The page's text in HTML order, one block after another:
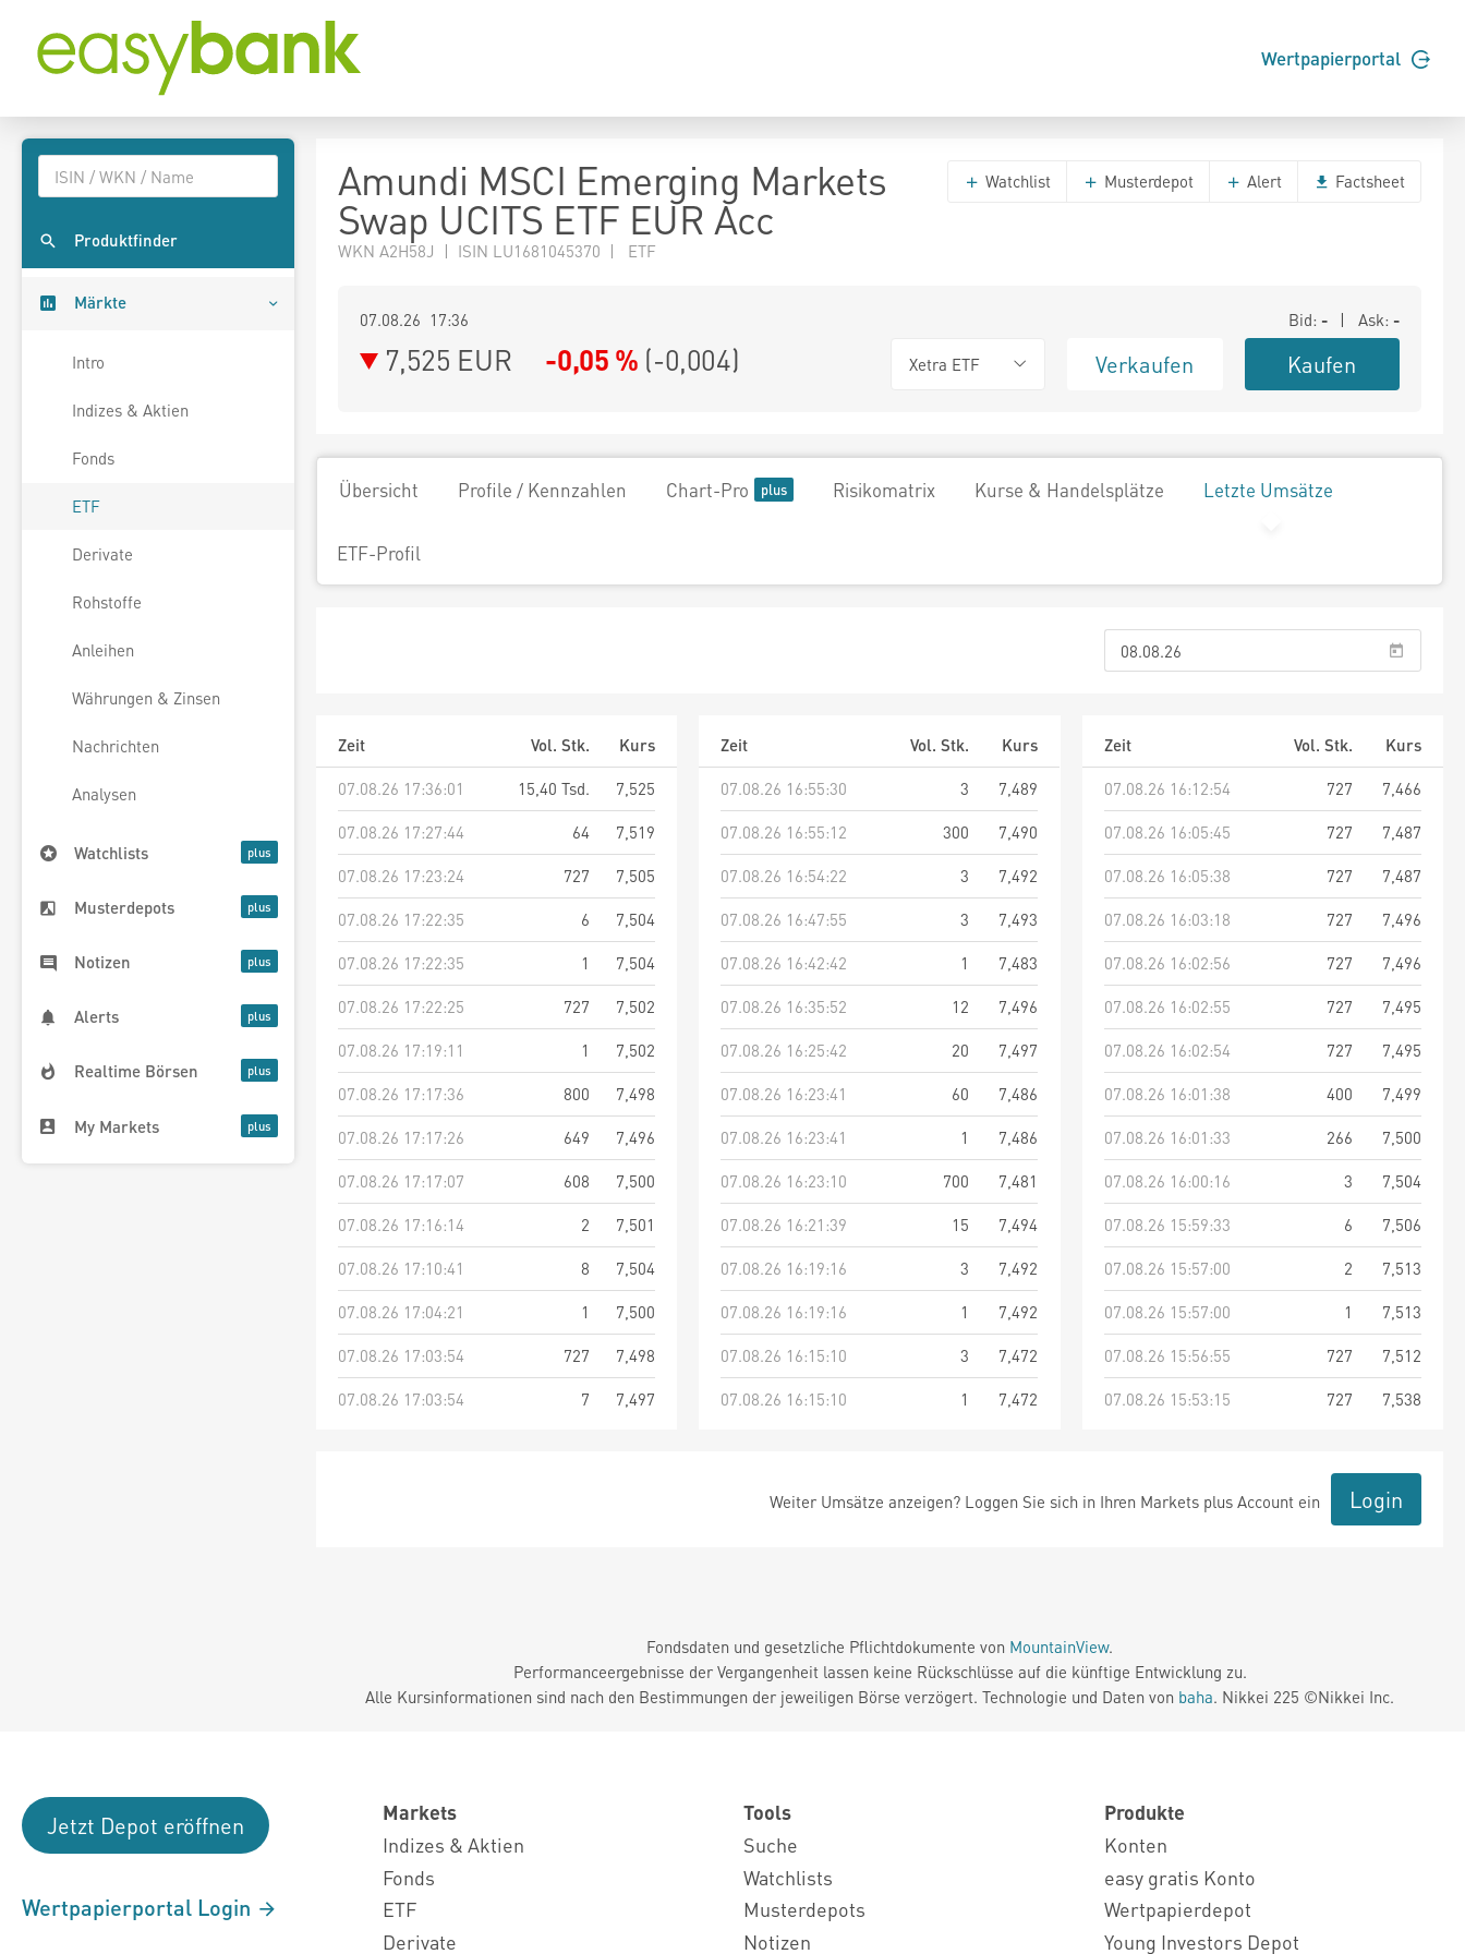
Wertpapierportal
Produktfinder
Märkte
Intro
Indizes & Aktien
Fonds
ETF
Derivate
Rohstoffe
Anleihen
Währungen & Zinsen
Nachrichten
Analysen
Watchlists
Musterdepots
Notizen
Alerts
Realtime Börsen
My Markets
Amundi MSCI Emerging Markets
Swap UCITS ETF EUR Acc
WKN A2H58J | ISIN LU1681045370 | ETF
Watchlist Musterdepot Alert Factsheet
07.08.26 17:36 Bid: - | Ask: -
7,525 EUR -0,05 % (-0,004) Xetra ETF Verkaufen Kaufen
Übersicht Profile / Kennzahlen Chart-Pro Risikomatrix Kurse & Handelsplätze Letzte Umsätze
ETF-Profil
Zeit Vol. Stk.
Kurs
07.08.26 17:36:01
15,40 Tsd.
7,525
07.08.26 17:27:44
64
7,519
07.08.26 17:23:24
727
7,505
07.08.26 17:22:35
6
7,504
07.08.26 17:22:35
1
7,504
07.08.26 17:22:25
727
7,502
07.08.26 17:19:11
1
7,502
07.08.26 17:17:36
800
7,498
07.08.26 17:17:26
649
7,496
07.08.26 17:17:07
608
7,500
07.08.26 17:16:14
2
7,501
07.08.26 17:10:41
8
7,504
07.08.26 17:04:21
1
7,500
07.08.26 17:03:54
727
7,498
07.08.26 17:03:54
7 7,497
Zeit Vol. Stk.
Kurs
07.08.26 16:55:30
3
7,489
07.08.26 16:55:12
300
7,490
07.08.26 16:54:22
3
7,492
07.08.26 16:47:55
3
7,493
07.08.26 16:42:42
1
7,483
07.08.26 16:35:52
12
7,496
07.08.26 16:25:42
20
7,497
07.08.26 16:23:41
60
7,486
07.08.26 16:23:41
1
7,486
07.08.26 16:23:10
700
7,481
07.08.26 16:21:39
15
7,494
07.08.26 16:19:16
3
7,492
07.08.26 16:19:16
1
7,492
07.08.26 16:15:10
3
7,472
07.08.26 16:15:10
1 7,472
Zeit Vol. Stk.
Kurs
07.08.26 16:12:54
727
7,466
07.08.26 16:05:45
727
7,487
07.08.26 16:05:38
727
7,487
07.08.26 16:03:18
727
7,496
07.08.26 16:02:56
727
7,496
07.08.26 16:02:55
727
7,495
07.08.26 16:02:54
727
7,495
07.08.26 16:01:38
400
7,499
07.08.26 16:01:33
266
7,500
07.08.26 16:00:16
3
7,504
07.08.26 15:59:33
6
7,506
07.08.26 15:57:00
2
7,513
07.08.26 15:57:00
1
7,513
07.08.26 15:56:55
727
7,512
07.08.26 15:53:15
727 7,538
Weiter Umsätze anzeigen? Loggen Sie sich in Ihren Markets plus Account ein Login
Fondsdaten und gesetzliche Pflichtdokumente von MountainView.
Performanceergebnisse der Vergangenheit lassen keine Rückschlüsse auf die künftige Entwicklung zu.
Alle Kursinformationen sind nach den Bestimmungen der jeweiligen Börse verzögert. Technologie und Daten von baha. Nikkei 225 ©Nikkei Inc.
Jetzt Depot eröffnen
Wertpapierportal Login
Markets
Indizes & Aktien
Fonds
ETF
Derivate
Tools
Suche
Watchlists
Musterdepots
Notizen
Produkte
Konten
easy gratis Konto
Wertpapierdepot
Young Investors Depot